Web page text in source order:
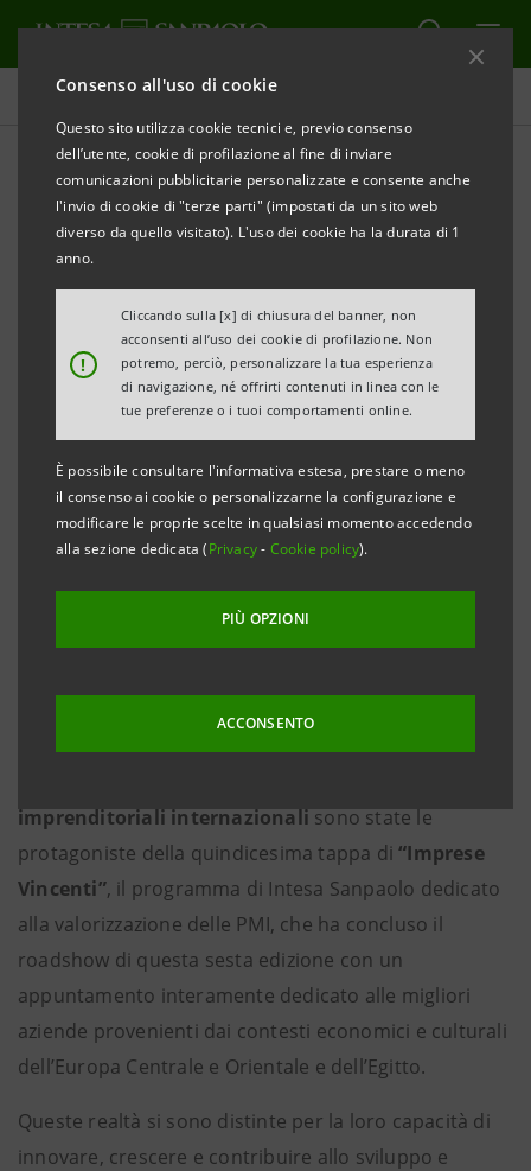
Consenso all'uso di cookie
Questo sito utilizza cookie tecnici e, previo consenso
dell’utente, cookie di profilazione al fine di inviare
comunicazioni pubblicitarie personalizzate e consente anche
l'invio di cookie di "terze parti" (impostati da un sito web
diverso da quello visitato). L'uso dei cookie ha la durata di 1
anno.
!
Cliccando sulla [x] di chiusura del banner, non
acconsenti all’uso dei cookie di profilazione. Non
potremo, perciò, personalizzare la tua esperienza
di navigazione, né offrirti contenuti in linea con le
tue preferenze o i tuoi comportamenti online.
È possibile consultare l'informativa estesa, prestare o meno
il consenso ai cookie o personalizzarne la configurazione e
modificare le proprie scelte in qualsiasi momento accedendo
alla sezione dedicata (Privacy- Cookie policy).
PIÙ OPZIONI
ACCONSENTO
Comunicati stampa
STAMPA AGGIORNA
10 “IMPRESE VINCENTI” NEL MONDO:
INTESA SANPAOLO PREMIA LE ECCELLENZE
Selezionate 10 piccole e medie imprese estere che
operano tra Europa Centrale e Orientale ed Egitto
Le sinergie tra le Divisioni International Banks e
Banca dei Territori
per sviluppare una filiera internazionale capace di
attrarre investimenti nel nostro Paese e
valorizzare il Made in Italy nel mondo
Partnership con Bain & Company, ELITE-Gruppo
Euronext, Gambero Rosso, Cerved e Microsoft
Italia, NATIVA, Circularity e Coldiretti, oltre a
Digit’Ed, Tinexta e AICCON
imprenditorialiinternazionalisono state le
protagoniste della quindicesima tappa di“Imprese
Vincenti”, il programma di Intesa Sanpaolo dedicato
alla valorizzazione delle PMI, che ha concluso il
roadshow di questa sesta edizione con un
appuntamento interamente dedicato alle migliori
aziende provenienti dai contesti economici e culturali
dell’Europa Centrale e Orientale e dell’Egitto.
Queste realtà si sono distinte per la loro capacità di
innovare, crescere e contribuire allo sviluppo e